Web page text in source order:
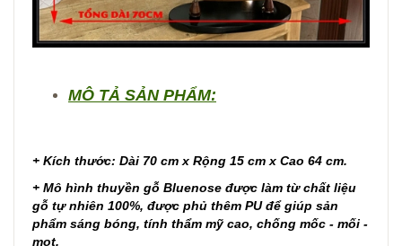
MÔ TẢ SẢN PHẨM:
+ Kích thước: Dài 70 cm x Rộng 15 cm x Cao 64 cm.
+ Mô hình thuyền gỗ Bluenose được làm từ chất liệu
gỗ tự nhiên 100%, được phủ thêm PU để giúp sản
phẩm sáng bóng, tính thẩm mỹ cao, chống mốc - mối -
mọt.